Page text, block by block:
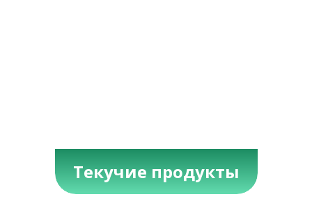
Текучие продукты